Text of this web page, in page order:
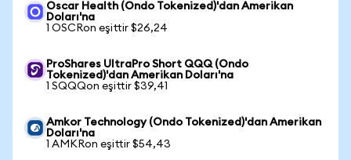
Oscar Health (Ondo Tokenized)'dan Amerikan
Doları'na
1 OSCRon eşittir $26,24
ProShares UltraPro Short QQQ (Ondo
Tokenized)'dan Amerikan Doları'na
1 SQQQon eşittir $39,41
Amkor Technology (Ondo Tokenized)'dan Amerikan
Doları'na
1 AMKRon eşittir $54,43